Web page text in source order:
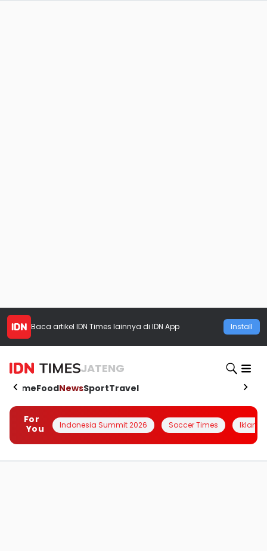
Baca artikel IDN Times lainnya di IDN App Install
JATENG
HomeFoodNewsSportTravel
For
You
Indonesia Summit 2026 Soccer Times Iklanin